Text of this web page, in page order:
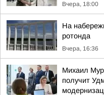
Вчера, 18:00
На
ротонда
Вчера, 16:36
Михаил
получит